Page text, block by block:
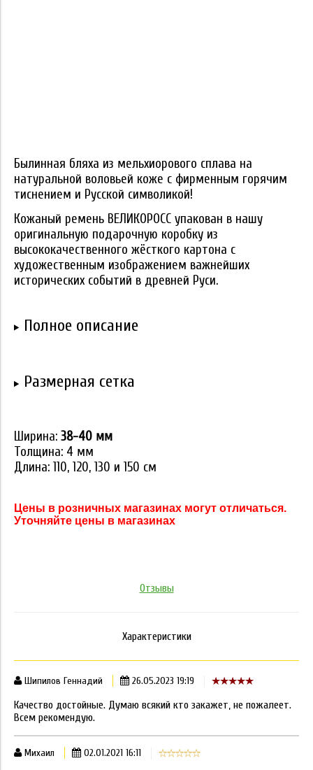
Былинная бляха из мельхиорового сплава на
натуральной воловьей коже с фирменным горячим
тиснением и Русской символикой!
Кожаный ремень ВЕЛИКОРОСС упакован в нашу
оригинальную подарочную коробку из
высококачественного жёсткого картона с
художественным изображением важнейших
исторических событий в древней Руси.
Полное описание
Размерная сетка
Ширина: 38-40 мм
Толщина: 4 мм
Длина: 110, 120, 130 и 150 см
Цены в розничных магазинах могут отличаться.
Уточняйте цены в магазинах
Отзывы
Характеристики
Шипилов Геннадий 26.05.2023 19:19
Качество достойные. Думаю всякий кто закажет, не пожалеет.
Всем рекомендую.
Михаил 02.01.2021 16:11